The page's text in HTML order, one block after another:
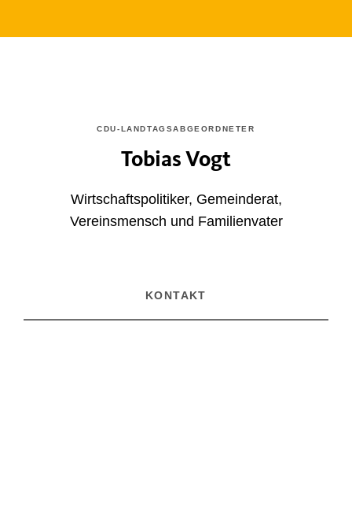
CDU-LANDTAGSABGEORDNETER
Tobias Vogt
Wirtschaftspolitiker, Gemeinderat,
Vereinsmensch und Familienvater
KONTAKT